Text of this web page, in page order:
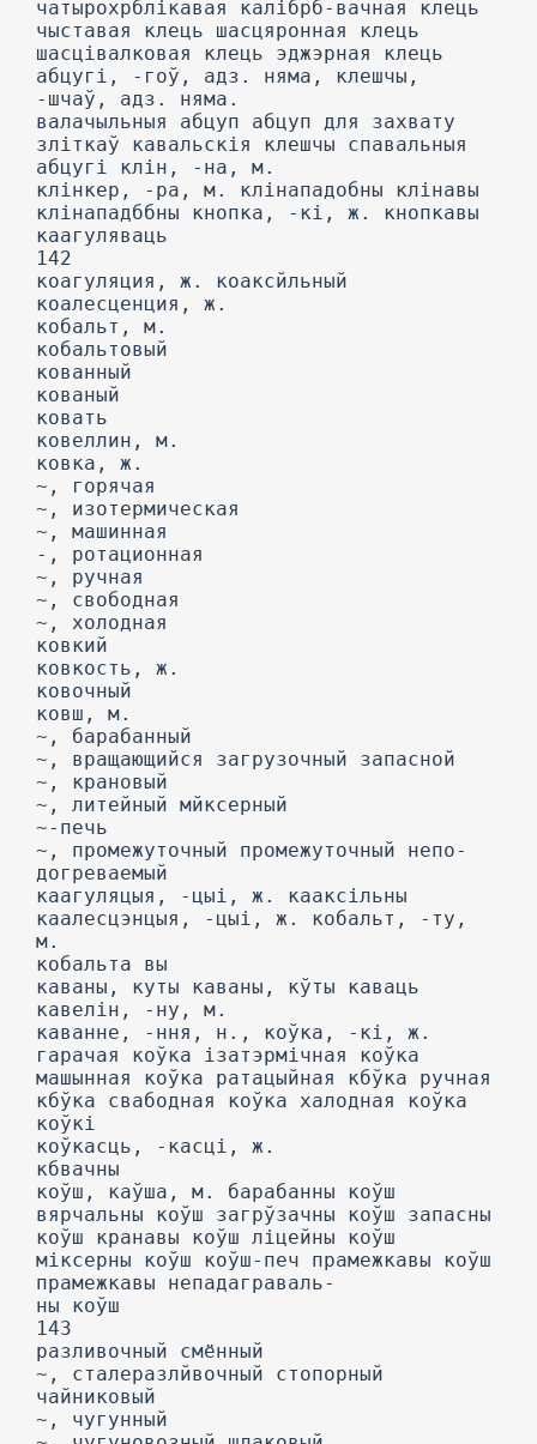
чатырохрблікавая калібрб-вачная клець
чыставая клець шасцяронная клець
шасцівалковая клець эджэрная клець
абцугі, -гоў, адз. няма, клешчы,
-шчаў, адз. няма.
валачыльныя абцуп абцуп для захвату
зліткаў кавальскія клешчы спавальныя
абцугі клін, -на, м.
клінкер, -ра, м. клінападобны клінавы
клінападббны кнопка, -кі, ж. кнопкавы
каагуляваць
142
коагуляция, ж. коаксйльный
коалесценция, ж.
кобальт, м.
кобальтовый
кованный
кованый
ковать
ковеллин, м.
ковка, ж.
~, горячая
~, изотермическая
~, машинная
-, ротационная
~, ручная
~, свободная
~, холодная
ковкий
ковкость, ж.
ковочный
ковш, м.
~, барабанный
~, вращающийся загрузочный запасной
~, крановый
~, литейный мйксерный
~-печь
~, промежуточный промежуточный непо-
догреваемый
каагуляцыя, -цыі, ж. кааксільны
каалесцэнцыя, -цыі, ж. кобальт, -ту,
м.
кобальта вы
каваны, куты каваны, кўты каваць
кавелін, -ну, м.
каванне, -ння, н., коўка, -кі, ж.
гарачая коўка ізатэрмічная коўка
машынная коўка ратацыйная кбўка ручная
кбўка свабодная коўка халодная коўка
коўкі
коўкасць, -касці, ж.
кбвачны
коўш, каўша, м. барабанны коўш
вярчальны коўш загрўзачны коўш запасны
коўш кранавы коўш ліцейны коўш
міксерны коўш коўш-печ прамежкавы коўш
прамежкавы непадаграваль-
ны коўш
143
разливочный смённый
~, сталеразлйвочный стопорный
чайниковый
~, чугунный